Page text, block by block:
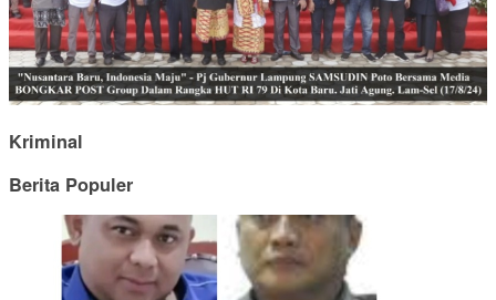
Kriminal
Berita Populer